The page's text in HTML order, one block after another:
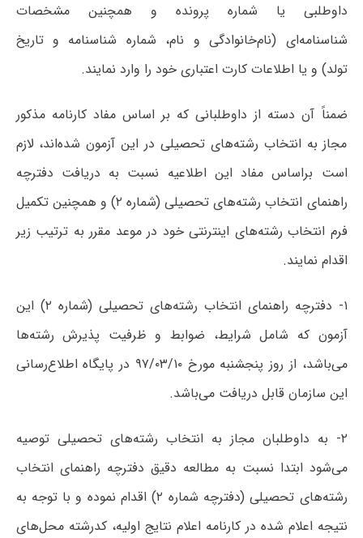
داوطلبی یا شماره پرونده و همچنین مشخصات
شناسنامه‌ای (نام‌خانوادگی و نام، شماره شناسنامه و تاریخ
تولد) و یا اطلاعات کارت اعتباری خود را وارد نمایند.
ضمناً آن دسته از داوطلبانی که بر اساس مفاد کارنامه مذکور
مجاز به انتخاب رشته‌های تحصیلی در این آزمون شده‌اند، لازم
است براساس مفاد این اطلاعیه نسبت به دریافت دفترچه
راهنمای انتخاب رشته‌های تحصیلی (شماره ۲) و همچنین تکمیل
فرم انتخاب رشته‌های اینترنتی خود در موعد مقرر به ترتیب زیر
اقدام نمایند.
۱- دفترچه راهنمای انتخاب رشته‌های تحصیلی (شماره ۲) این
آزمون که شامل شرایط، ضوابط و ظرفیت پذیرش رشته‌ها
می‌باشد، از روز پنجشنبه مورخ ۹۷/۰۳/۱۰ در پایگاه اطلاع‌رسانی
این سازمان قابل دریافت می‌باشد.
۲- به داوطلبان مجاز به انتخاب رشته‌های تحصیلی توصیه
می‌شود ابتدا نسبت به مطالعه دقیق دفترچه راهنمای انتخاب
رشته‌های تحصیلی (دفترچه شماره ۲) اقدام نموده و با توجه به
نتیجه اعلام شده در کارنامه اعلام نتایج اولیه، کدرشته محل‌های